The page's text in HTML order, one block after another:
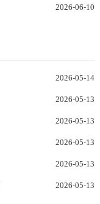
2026-06-10
2026-05-14
2026-05-13
2026-05-13
2026-05-13
2026-05-13
2026-05-13